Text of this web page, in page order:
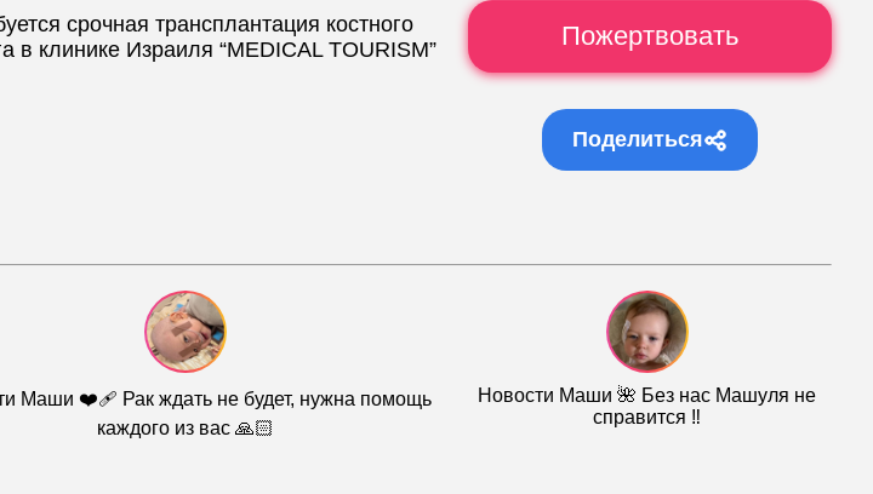
срочная трансплантация костного
в клинике Израиля “MEDICAL TOURISM”
Пожертвовать
Поделиться
Маши ❤️‍🩹 Рак ждать не будет, нужна помощь
каждого из вас 🙏🏻
Новости Маши 🌺 Без нас Машуля не
справится ‼️